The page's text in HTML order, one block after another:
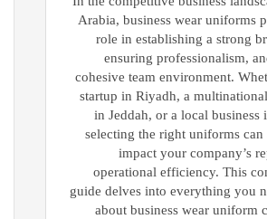
Arabia, business wear uniforms
role in establishing a strong
ensuring professionalism,
cohesive team environment.
startup in Riyadh, a
in Jeddah, or a local business
selecting the right uniforms
impact your company’s
operational efficiency. This
guide delves into everything you
about business wear uniform